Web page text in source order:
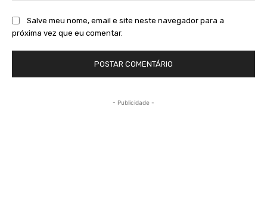
Salve meu nome, email e site neste navegador para a
próxima vez que eu comentar.
- Publicidade -